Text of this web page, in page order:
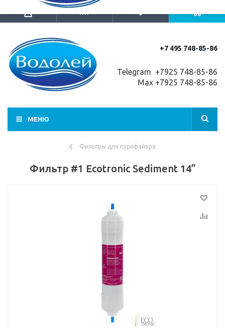
+7 495 748-85-86
Telegram +7925 748-85-86
Max +7925 748-85-86
МЕНЮ
Фильтры для пурифайера
Фильтр #1 Ecotronic Sediment 14”